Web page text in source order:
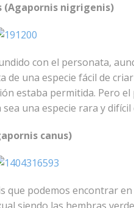
(Agapornis nigrigenis)
con el personata,
de una especie fácil de
estaba permitida. Pero
una especie rara y
canus)
que podemos encontrar